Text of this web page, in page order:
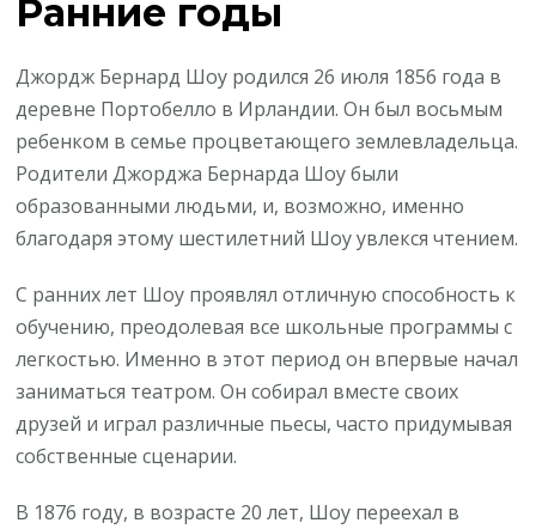
Ранние годы
Джордж Бернард Шоу родился 26 июля 1856 года в
деревне Портобелло в Ирландии. Он был восьмым
ребенком в семье процветающего землевладельца.
Родители Джорджа Бернарда Шоу были
образованными людьми, и, возможно, именно
благодаря этому шестилетний Шоу увлекся чтением.
С ранних лет Шоу проявлял отличную способность к
обучению, преодолевая все школьные программы с
легкостью. Именно в этот период он впервые начал
заниматься театром. Он собирал вместе своих
друзей и играл различные пьесы, часто придумывая
собственные сценарии.
В 1876 году, в возрасте 20 лет, Шоу переехал в